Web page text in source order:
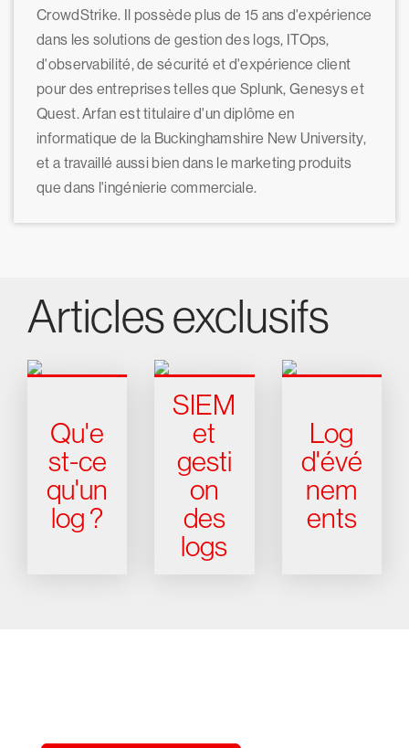
CrowdStrike. Il possède plus de 15 ans d'expérience
dans les solutions de gestion des logs, ITOps,
d'observabilité, de sécurité et d'expérience client
pour des entreprises telles que Splunk, Genesys et
Quest. Arfan est titulaire d'un diplôme en
informatique de la Buckinghamshire New University,
et a travaillé aussi bien dans le marketing produits
que dans l'ingénierie commerciale.
Articles exclusifs
Qu'e
st-ce
qu'un
log ?
SIEM
et
gesti
on
des
logs
Log
d'évé
nem
ents